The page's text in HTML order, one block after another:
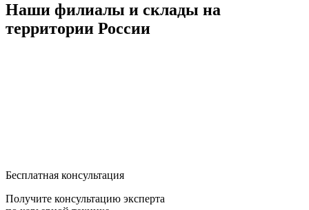
Наши филиалы и склады на
территории России
Бесплатная консультация
Получите консультацию эксперта